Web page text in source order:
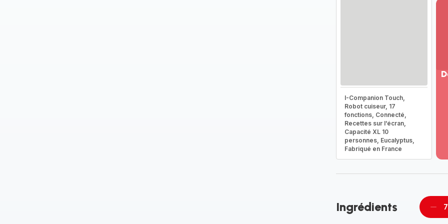
I-Companion Touch,
Robot cuiseur, 17
fonctions, Connecté,
Recettes sur l’écran,
Capacité XL 10
personnes, Eucalyptus,
Fabriqué en France
Ingrédients